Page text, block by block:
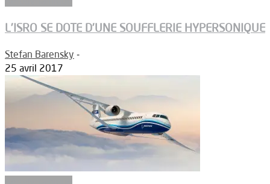
L’ISRO SE DOTE D’UNE SOUFFLERIE HYPERSONIQUE
Stefan Barensky -
25 avril 2017